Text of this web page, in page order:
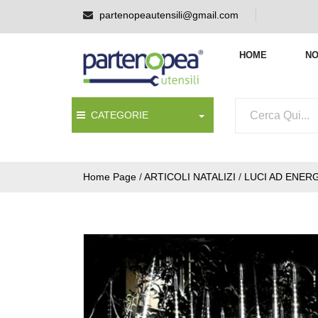
partenopeautensili@gmail.com
HOME
CATEGORIE
Home Page /ARTICOLI NATALIZI / LUCI AD